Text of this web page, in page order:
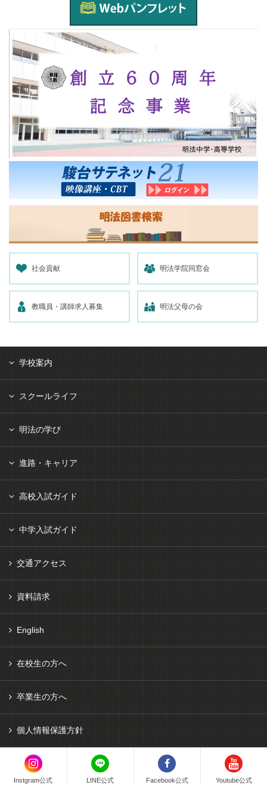
社会貢献 明法学院同窓会
教職員・講師求人募集 明法父母の会
Instgram公式 LINE公式 Facebook公式 Youtube公式
学校案内
スクールライフ
明法の学び
進路・キャリア
高校入試ガイド
中学入試ガイド
交通アクセス
資料請求
English
在校生の方へ
卒業生の方へ
個人情報保護方針